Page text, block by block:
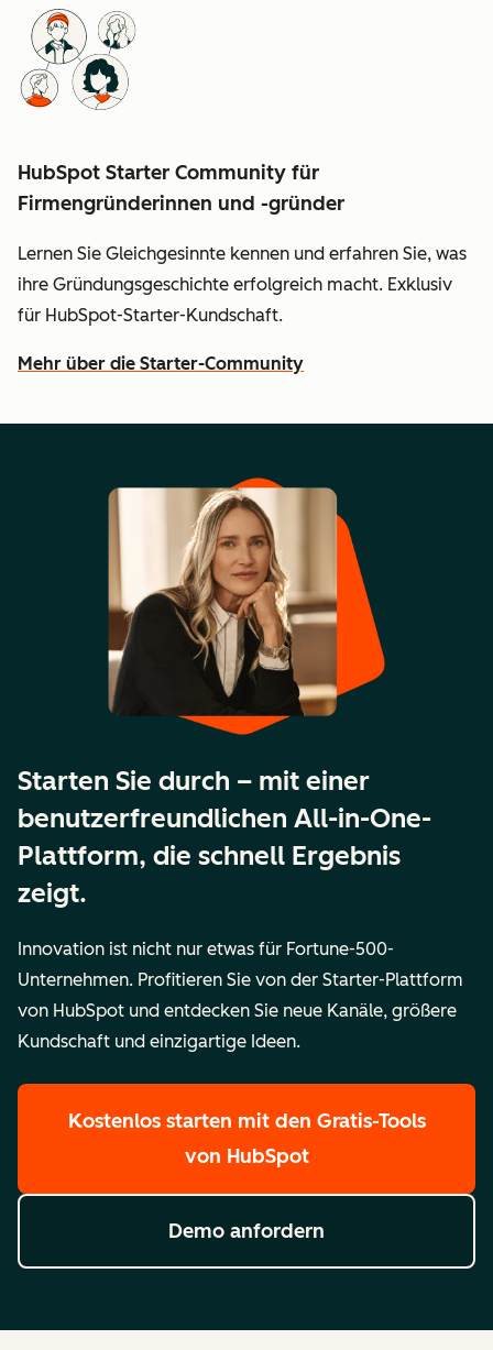
HubSpot Starter Community für
Firmengründerinnen und -gründer
Lernen Sie Gleichgesinnte kennen und erfahren Sie, was
ihre Gründungsgeschichte erfolgreich macht. Exklusiv
für HubSpot-Starter-Kundschaft.
Mehr über die Starter-Community
Starten Sie durch – mit einer
benutzerfreundlichen All-in-One-
Plattform, die schnell Ergebnis
zeigt.
Innovation ist nicht nur etwas für Fortune-500-
Unternehmen. Profitieren Sie von der Starter-Plattform
von HubSpot und entdecken Sie neue Kanäle, größere
Kundschaft und einzigartige Ideen.
Kostenlos starten mit den Gratis-Tools
von HubSpot
Demo anfordern